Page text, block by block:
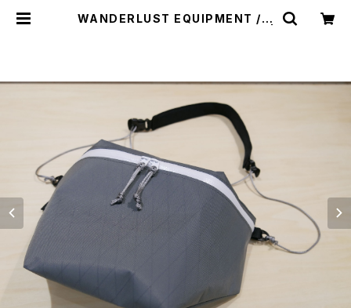
WANDERLUST EQUIPMENT / K